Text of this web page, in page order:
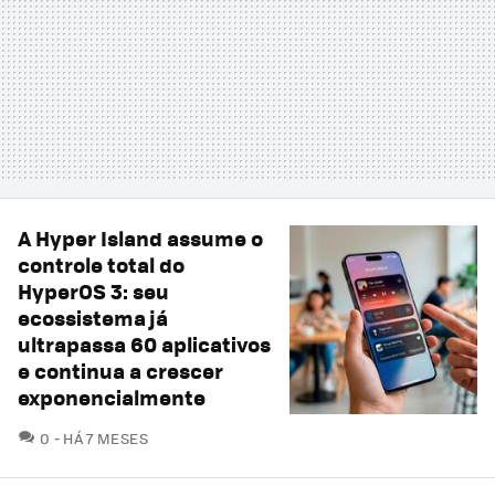
A Hyper Island assume o
controle total do
HyperOS 3: seu
ecossistema já
ultrapassa 60 aplicativos
e continua a crescer
exponencialmente
0 COMENTÁRIOS
HÁ 7 MESES